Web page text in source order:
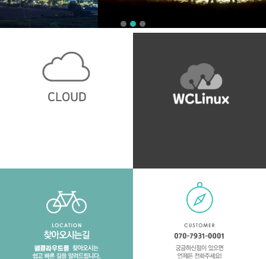
클라우드 서비스
웰클라우드의 다앙햔 클라우드 서비스를 만나
보세요.
WCLinux
웰클라우드 WCLinux를 소개합니다.